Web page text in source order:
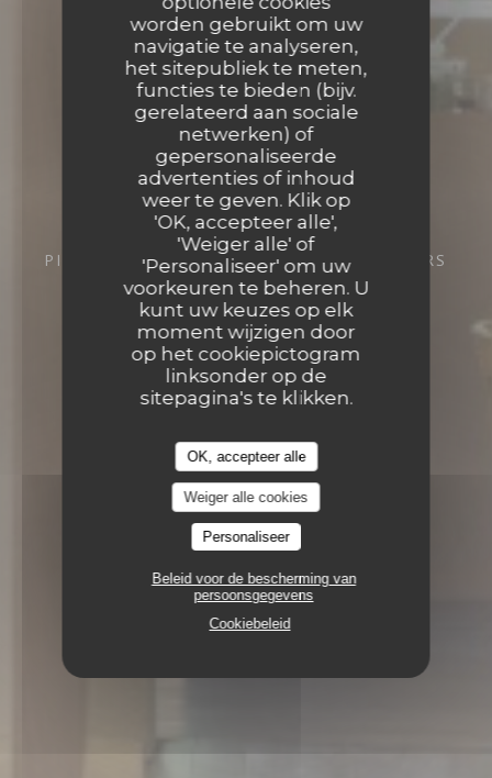
worden gebruikt om uw
navigatie te analyseren,
het sitepubliek te meten,
functies te bieden (bijv.
gerelateerd aan sociale
netwerken) of
gepersonaliseerde
advertenties of inhoud
weer te geven. Klik op
'OK, accepteer alle',
'Weiger alle' of
'Personaliseer' om uw
voorkeuren te beheren. U
kunt uw keuzes op elk
moment wijzigen door
op het cookiepictogram
linksonder op de
sitepagina's te klikken.
OK, accepteer alle
Weiger alle cookies
Personaliseer
Beleid voor de bescherming van
persoonsgegevens
Cookiebeleid
PIZZERIA 9 RUE CHÂTEAUNEUF 37000 TOURS